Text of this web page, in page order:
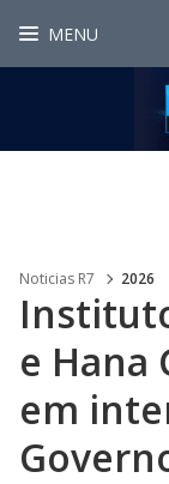
MENU
Noticias R7 2026
e Hana
em